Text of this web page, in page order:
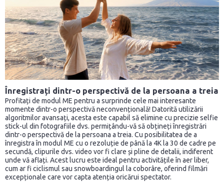
Înregistrați dintr-o perspectivă de la persoana a treia
Profitați de modul ME pentru a surprinde cele mai interesante
momente dintr-o perspectivă neconvențională! Datorită utilizării
algoritmilor avansați, acesta este capabil să elimine cu precizie selfie
stick-ul din fotografiile dvs. permițându-vă să obțineți înregistrări
dintr-o perspectivă de la persoana a treia. Cu posibilitatea de a
înregistra în modul ME cu o rezoluție de până la 4K la 30 de cadre pe
secundă, clipurile dvs. video vor fi clare și pline de detalii, indiferent
unde vă aflați. Acest lucru este ideal pentru activitățile în aer liber,
cum ar fi ciclismul sau snowboardingul la coborâre, oferind filmări
excepționale care vor capta atenția oricărui spectator.